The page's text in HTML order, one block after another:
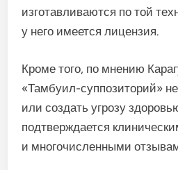
изготавливаются по той
у него имеется лицензия.
Кроме того, по мнению
«Тамбуил-суппозиторий»
или создать угрозу
подтверждается
и многочисленными